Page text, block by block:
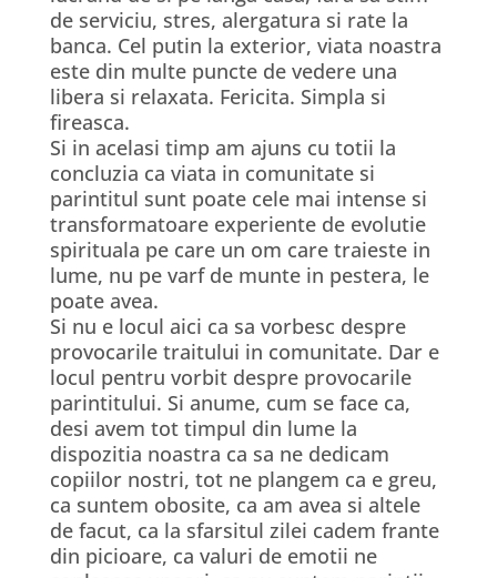
de serviciu, stres, alergatura si rate la
banca. Cel putin la exterior, viata noastra
este din multe puncte de vedere una
libera si relaxata. Fericita. Simpla si
fireasca.
Si in acelasi timp am ajuns cu totii la
concluzia ca viata in comunitate si
parintitul sunt poate cele mai intense si
transformatoare experiente de evolutie
spirituala pe care un om care traieste in
lume, nu pe varf de munte in pestera, le
poate avea.
Si nu e locul aici ca sa vorbesc despre
provocarile traitului in comunitate. Dar e
locul pentru vorbit despre provocarile
parintitului. Si anume, cum se face ca,
desi avem tot timpul din lume la
dispozitia noastra ca sa ne dedicam
copiilor nostri, tot ne plangem ca e greu,
ca suntem obosite, ca am avea si altele
de facut, ca la sfarsitul zilei cadem frante
din picioare, ca valuri de emotii ne